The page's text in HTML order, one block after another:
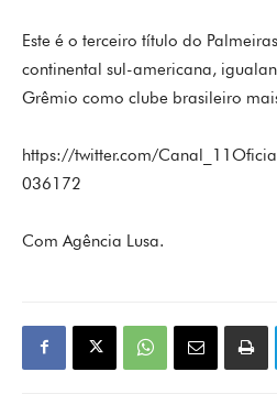
Este é o terceiro título do
continental sul-americana,
Grêmio como clube brasileiro
https://twitter.com/
036172
Com Agência Lusa.